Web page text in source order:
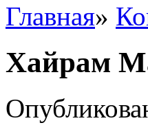
Главная»
Хайрам